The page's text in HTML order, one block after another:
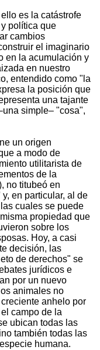
es la catástrofe
política que
cambios
el imaginario
en la acumulación y
en nuestro
entendido como "la
la posición que
una tajante
simple– "cosa",
un origen
a modo de
utilitarista de
de la
no titubeó en
en particular, al de
cuales se puede
propiedad que
sobre los
Hoy, a casi
decisión, las
de derechos" se
jurídicos e
por un nuevo
animales no
anhelo por
campo de la
ubican todas las
también todas las
humana.